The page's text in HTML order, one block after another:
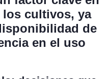
cultivos, ya
de
en el uso